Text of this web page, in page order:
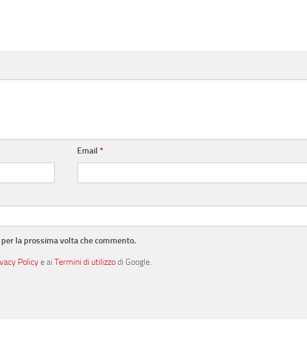
Email*
la prossima volta che commento.
Policye ai Termini di utilizzodi Google.